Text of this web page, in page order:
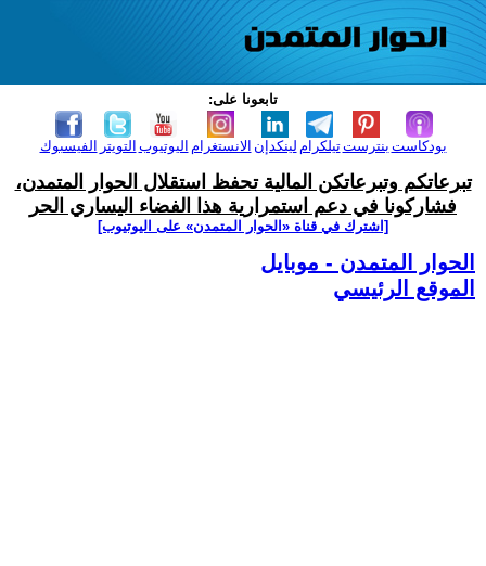
تابعونا على:
الفيسبوك التويتر اليوتيوب الانستغرام لينكدإن تيلكرامبنترست بودكاست
تبرعاتكم وتبرعاتكن المالية تحفظ استقلال الحوار المتمدن،
فشاركونا في دعم استمرارية هذا الفضاء اليساري الحر
[اشترك في قناة ‫«الحوار المتمدن» على اليوتيوب]
الحوار المتمدن - موبايل
الموقع الرئيسي